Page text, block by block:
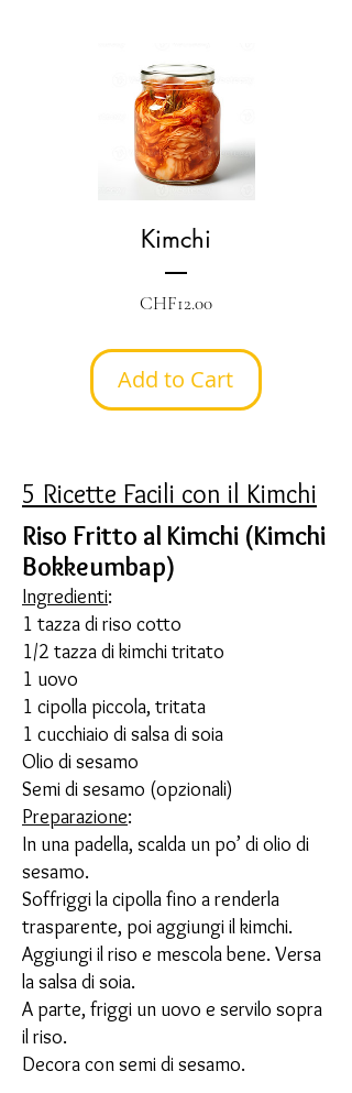
Kimchi
CHF12.00Price
Add to Cart
5 Ricette Facili con il Kimchi
Riso Fritto al Kimchi (Kimchi
Bokkeumbap)
Ingredienti:
1 tazza di riso cotto
1/2 tazza di kimchi tritato
1 uovo
1 cipolla piccola, tritata
1 cucchiaio di salsa di soia
Olio di sesamo
Semi di sesamo (opzionali)
Preparazione:
In una padella, scalda un po’ di olio di
sesamo.
Soffriggi la cipolla fino a renderla
trasparente, poi aggiungi il kimchi.
Aggiungi il riso e mescola bene. Versa
la salsa di soia.
A parte, friggi un uovo e servilo sopra
il riso.
Decora con semi di sesamo.